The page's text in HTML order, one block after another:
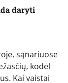
daryti
sąnariuose
kodėl
Kai vaistai